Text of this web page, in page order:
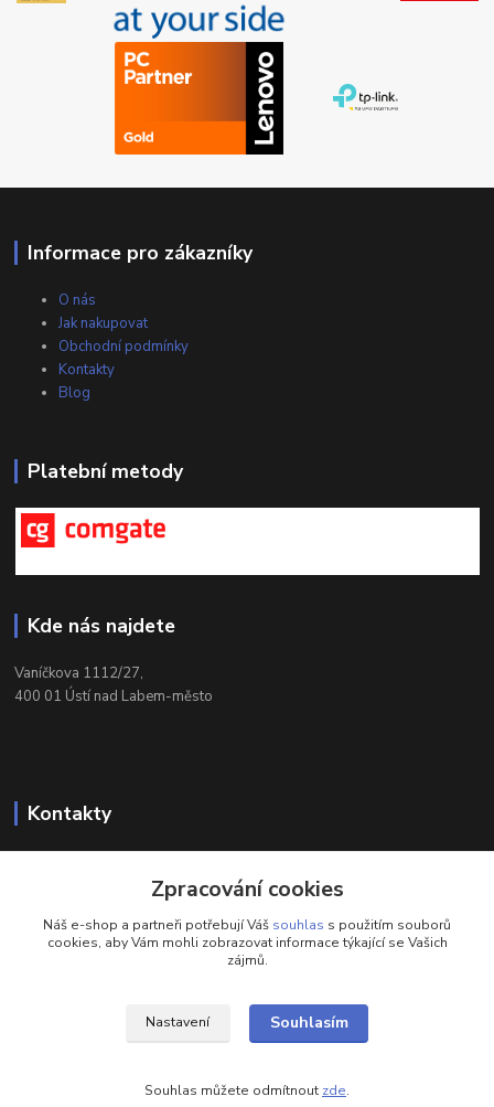
Informace pro zákazníky
O nás
Jak nakupovat
Obchodní podmínky
Kontakty
Blog
Platební metody
Kde nás najdete
Vaníčkova 1112/27,
400 01 Ústí nad Labem-město
Kontakty
eshop@brotherservis.cz
LOSAN s.r.o.
Zpracování cookies
Náš e-shop a partneři potřebují Váš souhlas s použitím souborů
cookies, aby Vám mohli zobrazovat informace týkající se Vašich
zájmů.
Nastavení Souhlasím
Souhlas můžete odmítnout zde.